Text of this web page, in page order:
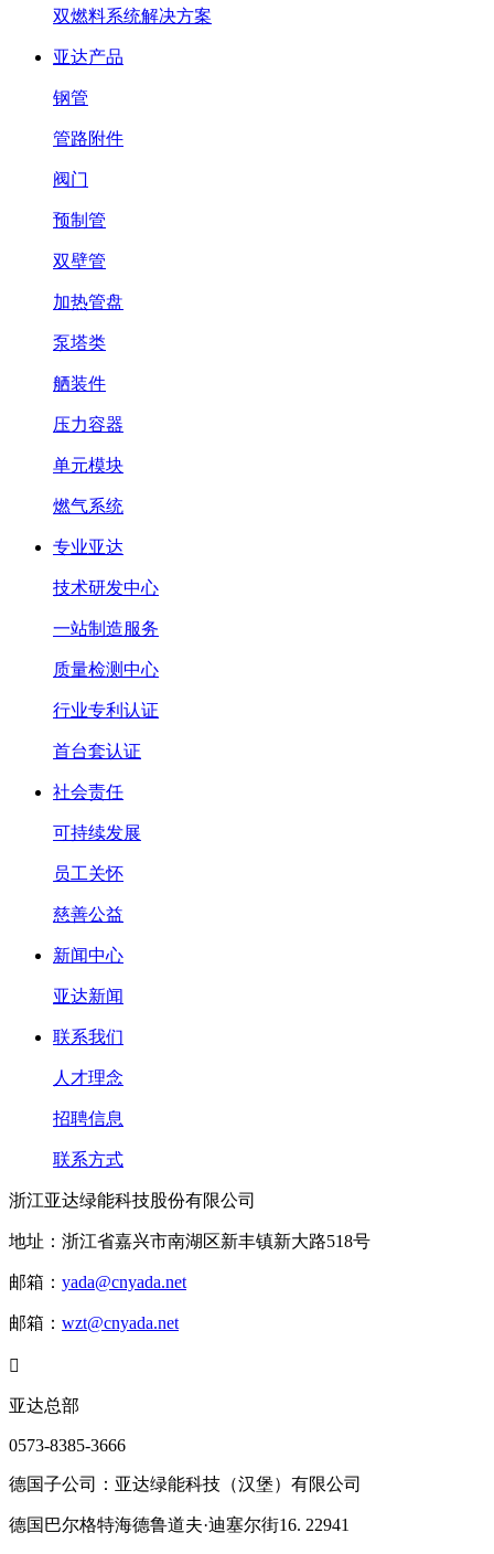
双燃料系统解决方案
亚达产品
钢管
管路附件
阀门
预制管
双壁管
加热管盘
泵塔类
舾装件
压力容器
单元模块
燃气系统
专业亚达
技术研发中心
一站制造服务
质量检测中心
行业专利认证
首台套认证
社会责任
可持续发展
员工关怀
慈善公益
新闻中心
亚达新闻
联系我们
人才理念
招聘信息
联系方式
浙江亚达绿能科技股份有限公司
地址：浙江省嘉兴市南湖区新丰镇新大路518号
邮箱： yada@cnyada.net
邮箱： wzt@cnyada.net

亚达总部
0573-8385-3666
德国子公司：亚达绿能科技（汉堡）有限公司
德国巴尔格特海德鲁道夫·迪塞尔街16. 22941